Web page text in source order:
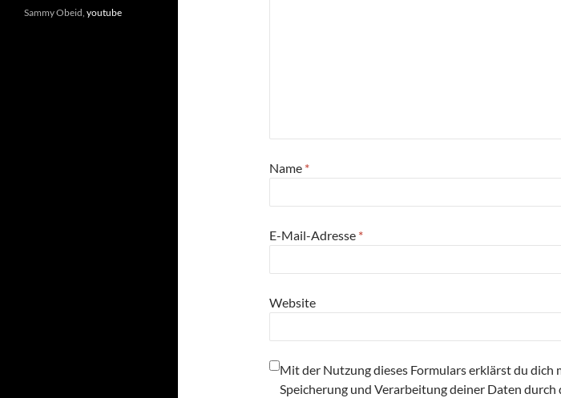
Name *
E-Mail-Adresse *
Website
Mit der Nutzung dieses Formulars erklärst du dich
Speicherung und Verarbeitung deiner Daten durch
Sammy Obeid, youtube